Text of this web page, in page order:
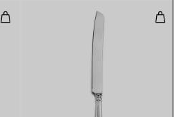
Tortenheber in Sterlingsilber